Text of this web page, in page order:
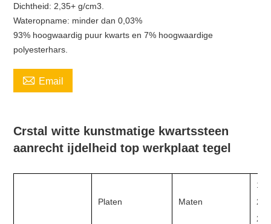
Dichtheid: 2,35+ g/cm3.
Wateropname: minder dan 0,03%
93% hoogwaardig puur kwarts en 7% hoogwaardige
polyesterhars.
 Email
Crstal witte kunstmatige kwartssteen
aanrecht ijdelheid top werkplaat tegel
Platen Maten